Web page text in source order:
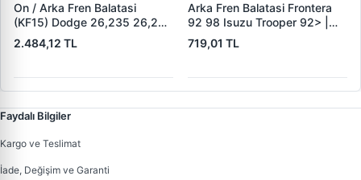
On / Arka Fren Balatasi
(KF15) Dodge 26,235 26,260
32,260 Dingil | KALE B 1278
1840 05 KF22 | OEM 19557 /
M91003501
2.484,12 TL
Arka Fren Balatasi Frontera
92 98 Isuzu Trooper 92> |
KRAFTVOLL 07160049 |
OEM 160 5851
719,01 TL
Faydalı Bilgiler
Kargo ve Teslimat
İade, Değişim ve Garanti